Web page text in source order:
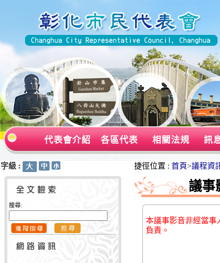
代表會介紹 各區代表 相關法規 訊
字級 :
搜尋:
捷徑位置 : 首頁>議程資
議事
本議事影音非經當事
負責。